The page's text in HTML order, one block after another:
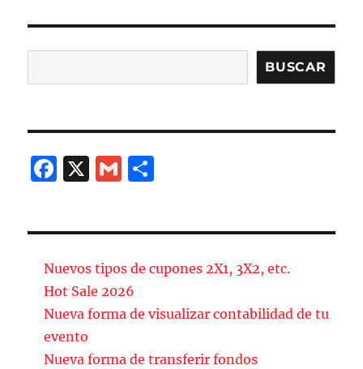
b
o
o
a
rt
ir
BUSCAR
F
b
o
o
k
X
G
a
ir
Nuevos tipos de cupones 2X1, 3X2, etc.
Hot Sale 2026
Nueva forma de visualizar contabilidad de tu
evento
Nueva forma de transferir fondos